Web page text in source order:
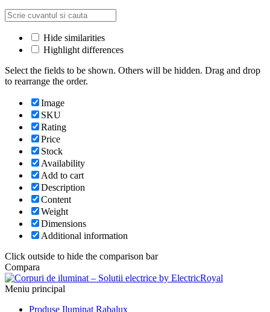
Hide similarities
Highlight differences
Select the fields to be shown. Others will be hidden. Drag and drop
to rearrange the order.
Image
SKU
Rating
Price
Stock
Availability
Add to cart
Description
Content
Weight
Dimensions
Additional information
Click outside to hide the comparison bar
Compara
Meniu principal
Produse Iluminat Rabalux